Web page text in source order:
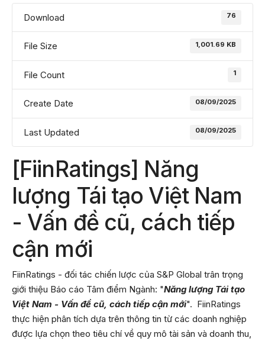
Download 76
File Size 1,001.69 KB
File Count 1
Create Date 08/09/2025
Last Updated 08/09/2025
[FiinRatings] Năng
lượng Tái tạo Việt Nam
- Vấn đề cũ, cách tiếp
cận mới
FiinRatings - đối tác chiến lược của S&P Global trân trọng
giới thiệu Báo cáo Tâm điểm Ngành: "Năng lượng Tái tạo
Việt Nam - Vấn đề cũ, cách tiếp cận mới". FiinRatings
thực hiện phân tích dựa trên thông tin từ các doanh nghiệp
được lựa chọn theo tiêu chí về quy mô tài sản và doanh thu,